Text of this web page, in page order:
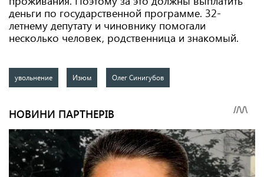
деньги по государственной программе. 32-
летнему депутату и чиновнику помогали
несколько человек, родственница и знакомый.
увольнение Изюм Олег Синигубов